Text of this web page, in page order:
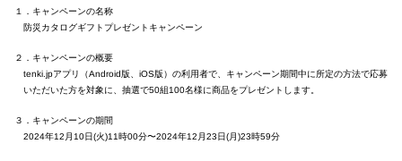
１．キャンペーンの名称
防災カタログギフトプレゼントキャンペーン
２．キャンペーンの概要
tenki.jpアプリ（Android版、iOS版）の利用者で、キャンペーン期間中に所定の方法で応募
いただいた方を対象に、抽選で50組100名様に商品をプレゼントします。
３．キャンペーンの期間
2024年12月10日(火)11時00分〜2024年12月23日(月)23時59分